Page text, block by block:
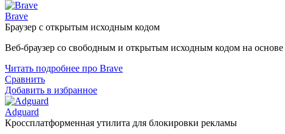
Brave
Браузер с открытым исходным кодом
Веб-браузер со свободным и открытым исходным кодом на
Читать подробнее про Brave
Сравнить
Добавить в избранное
Adguard
Кроссплатформенная утилита для блокировки рекламы